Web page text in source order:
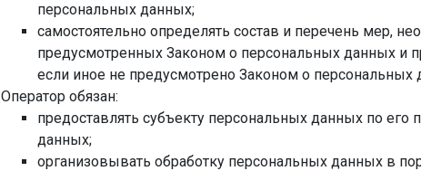
персональных данных;
самостоятельно определять состав и перечень мер,
предусмотренных Законом о персональных данных и
если иное не предусмотрено Законом о
Оператор обязан:
предоставлять субъекту персональных данных по
данных;
организовывать обработку персональных данных в